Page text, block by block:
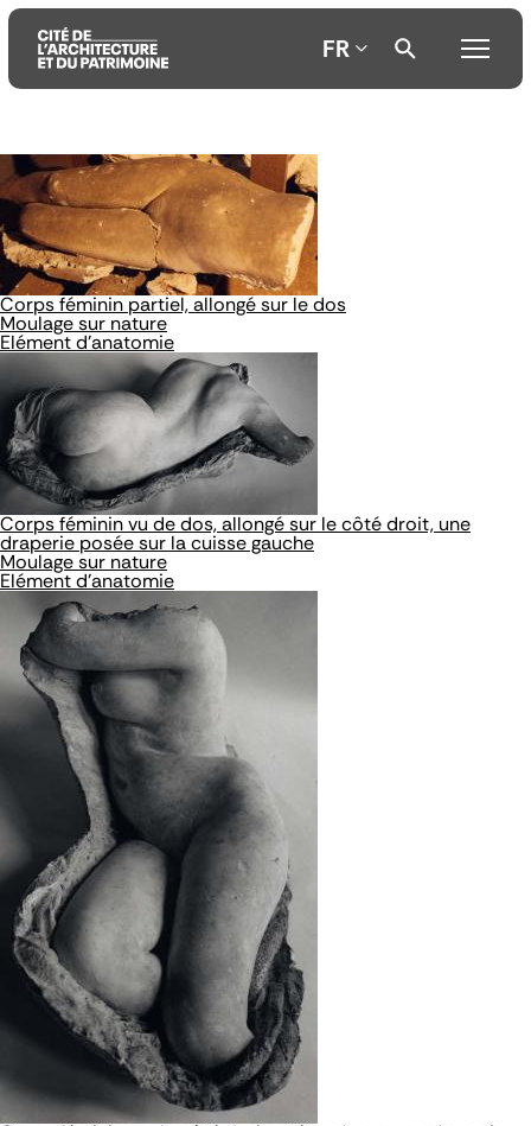
Aller
au
contenu
principal
Aller
au
menu
principal
Aller
à
recherche
FR
Corps féminin partiel, allongé sur le dos
Moulage sur nature
Elément d'anatomie
Corps féminin vu de dos, allongé sur le côté droit, une
draperie posée sur la cuisse gauche
Moulage sur nature
Elément d'anatomie